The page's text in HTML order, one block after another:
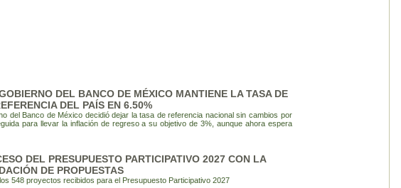
DEL BANCO DE MÉXICO MANTIENE LA TASA DE
DEL PAÍS EN 6.50%
del Banco de México decidió dejar la tasa de referencia nacional sin cambios por
para llevar la inflación de regreso a su objetivo de 3%, aunque ahora espera
DEL PRESUPUESTO PARTICIPATIVO 2027 CON LA
DE PROPUESTAS
548 proyectos recibidos para el Presupuesto Participativo 2027